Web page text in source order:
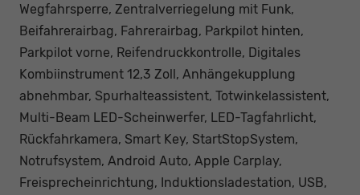
Wegfahrsperre, Zentralverriegelung mit Funk,
Beifahrerairbag, Fahrerairbag, Parkpilot hinten,
Parkpilot vorne, Reifendruckkontrolle, Digitales
Kombiinstrument 12,3 Zoll, Anhängekupplung
abnehmbar, Spurhalteassistent, Totwinkelassistent,
Multi-Beam LED-Scheinwerfer, LED-Tagfahrlicht,
Rückfahrkamera, Smart Key, StartStopSystem,
Notrufsystem, Android Auto, Apple Carplay,
Freisprecheinrichtung, Induktionsladestation, USB,